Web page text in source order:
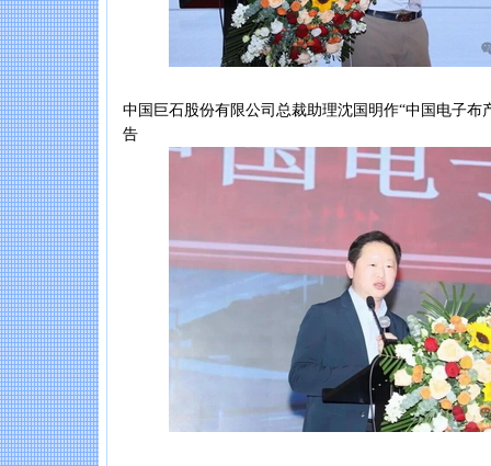
中国巨石股份有限公司总裁助理沈国明作“中国电子布
告